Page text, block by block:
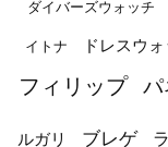
ダイバーズウォッチ
イトナ ドレスウ
フィリップ
パ
ルガリ ブレゲ